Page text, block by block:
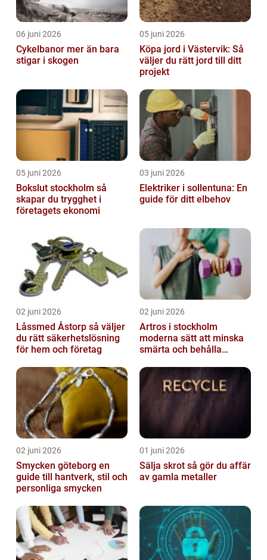
06 juni 2026
Cykelbanor mer än bara
stigar i skogen
05 juni 2026
Köpa jord i Västervik: Så
väljer du rätt jord till ditt
projekt
05 juni 2026
Bokslut stockholm så
skapar du trygghet i
företagets ekonomi
03 juni 2026
Elektriker i sollentuna: En
guide för ditt elbehov
02 juni 2026
Låssmed Åstorp så väljer
du rätt säkerhetslösning
för hem och företag
02 juni 2026
Artros i stockholm
moderna sätt att minska
smärta och behålla
02 juni 2026
Smycken göteborg en
guide till hantverk, stil och
personliga smycken
01 juni 2026
Sälja skrot så gör du affär
av gamla metaller